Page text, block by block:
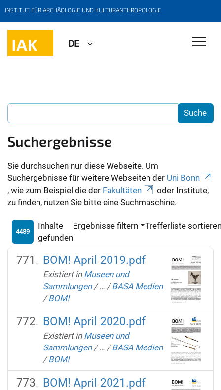
INSTITUT FÜR ARCHÄOLOGIE UND KULTURANTHROPOLOGIE
DE
Suchergebnisse
Sie durchsuchen nur diese Webseite. Um
Suchergebnisse für weitere Webseiten der Uni Bonn
, wie zum Beispiel die der Fakultäten
oder Institute,
zu finden, nutzen Sie bitte eine Suchmaschine.
4489
Inhalte
gefunden
Ergebnisse filtern Trefferliste
BOM! April 2019.pdf
Existiert in Museen und
Sammlungen /… /BASA Medien
/BOM!
BOM! April 2020.pdf
Existiert in Museen und
Sammlungen /… /BASA Medien
/BOM!
BOM! April 2021.pdf